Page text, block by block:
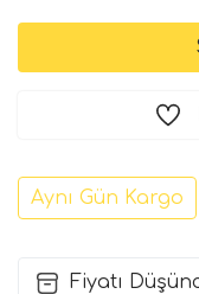
Aynı Gün Kargo
Fiyatı